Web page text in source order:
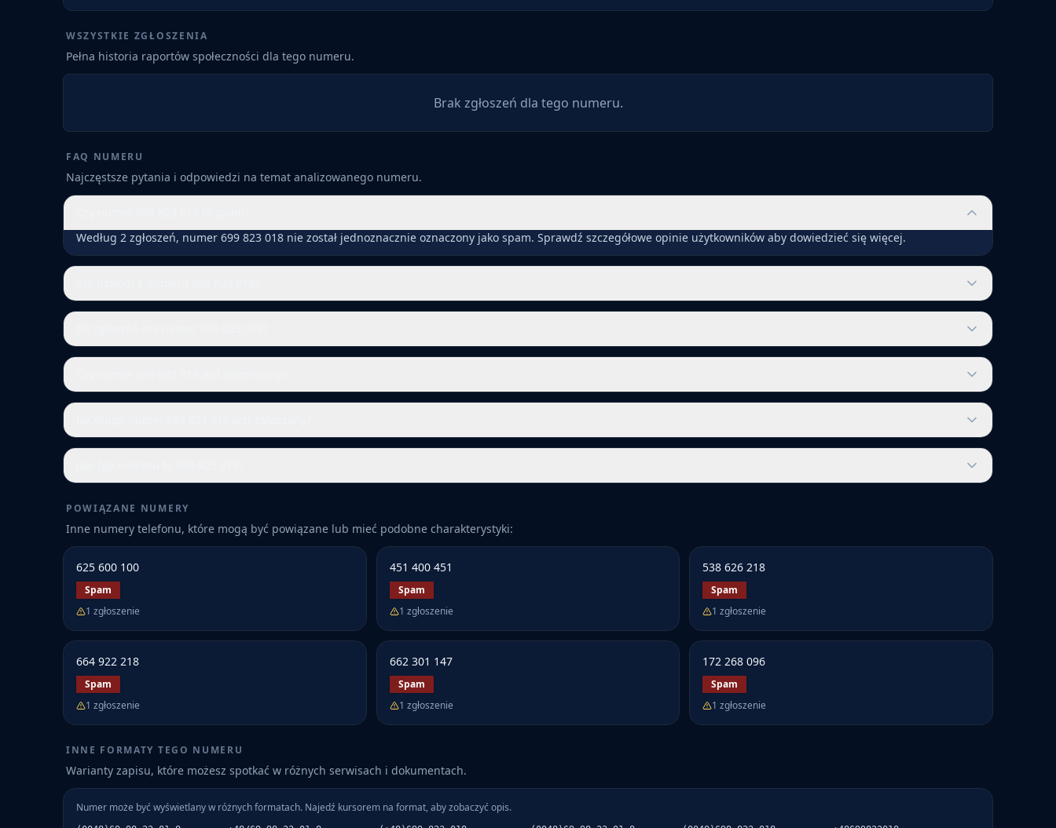
WSZYSTKIE ZGŁOSZENIA
Pełna historia raportów społeczności dla tego numeru.
Brak zgłoszeń dla tego numeru.
FAQ NUMERU
Najczęstsze pytania i odpowiedzi na temat analizowanego numeru.
Według 2 zgłoszeń, numer 699 823 018 nie został jednoznacznie oznaczony jako spam. Sprawdź szczegółowe opinie użytkowników aby dowiedzieć się więcej.
POWIĄZANE NUMERY
Inne numery telefonu, które mogą być powiązane lub mieć podobne charakterystyki:
625 600 100
Spam
1 zgłoszenie
451 400 451
Spam
1 zgłoszenie
538 626 218
Spam
1 zgłoszenie
664 922 218
Spam
1 zgłoszenie
662 301 147
Spam
1 zgłoszenie
172 268 096
Spam
1 zgłoszenie
INNE FORMATY TEGO NUMERU
Warianty zapisu, które możesz spotkać w różnych serwisach i dokumentach.
Numer może być wyświetlany w różnych formatach. Najedź kursorem na format, aby zobaczyć opis.